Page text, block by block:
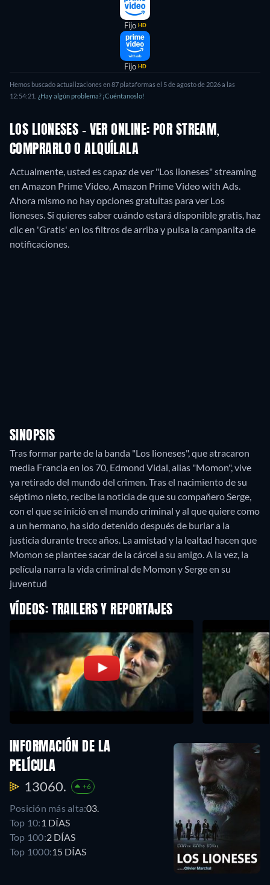
Fijo HD
Fijo HD
Hemos buscado actualizaciones en87plataformas el 5 de agosto de 2026a las
12:54:21 ¿Hay algún problema? ¡Cuéntanoslo!
LOS LIONESES - VER ONLINE: POR STREAM,
COMPRARLO O ALQUÍLALA
Actualmente, usted es capaz de ver "Los lioneses" streaming
en Amazon Prime Video, Amazon Prime Video with Ads.
Ahora mismo no hay opciones gratuitas para ver Los
lioneses. Si quieres saber cuándo estará disponible gratis, haz
clic en 'Gratis' en los filtros de arriba y pulsa la campanita de
notificaciones.
SINOPSIS
Tras formar parte de la banda "Los lioneses", que atracaron
media Francia en los 70, Edmond Vidal, alias "Momon", vive
ya retirado del mundo del crimen. Tras el nacimiento de su
séptimo nieto, recibe la noticia de que su compañero Serge,
con el que se inició en el mundo criminal y al que quiere como
a un hermano, ha sido detenido después de burlar a la
justicia durante trece años. La amistad y la lealtad hacen que
Momon se plantee sacar de la cárcel a su amigo. A la vez, la
película narra la vida criminal de Momon y Serge en su
juventud
VÍDEOS: TRAILERS Y REPORTAJES
INFORMACIÓN DE LA
PELÍCULA
13060. +6
Posición más alta:03.
Top 10: 1 DÍAS
Top 100:2 DÍAS
Top 1000:15 DÍAS